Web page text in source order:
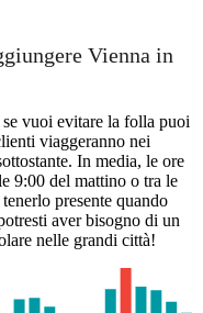
Vienna in
vuoi evitare la folla puoi
viaggeranno nei
In media, le ore
9:00 del mattino o tra le
presente quando
aver bisogno di un
nelle grandi città!